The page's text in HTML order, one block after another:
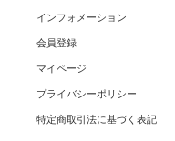
インフォメーション
会員登録
マイページ
プライバシーポリシー
特定商取引法に基づく表記